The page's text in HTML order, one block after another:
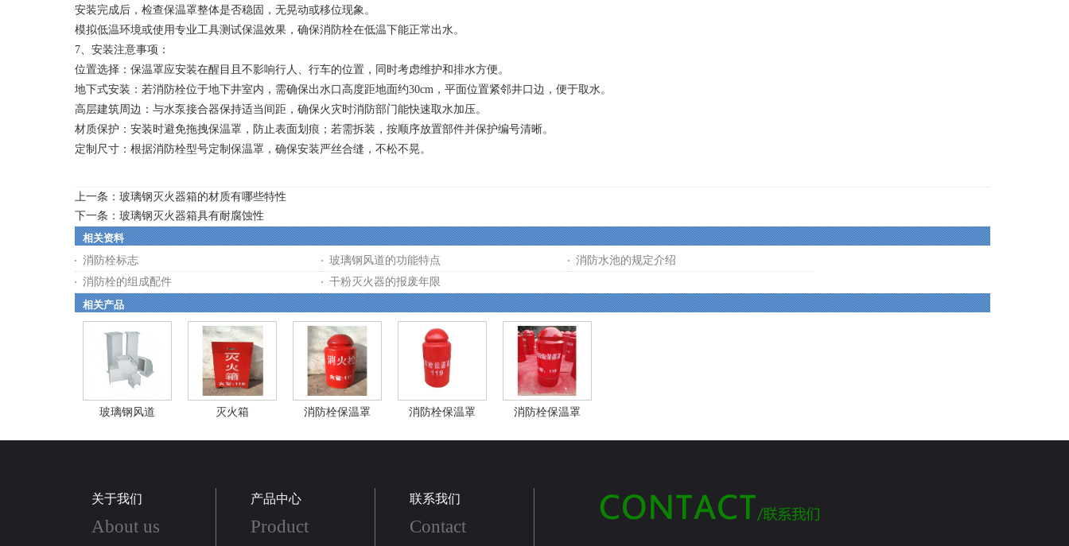
安装完成后，检查保温罩整体是否稳固，无晃动或移位现象。
模拟低温环境或使用专业工具测试保温效果，确保消防栓在低温下能正常出水。
7、安装注意事项：
位置选择：保温罩应安装在醒目且不影响行人、行车的位置，同时考虑维护和排水方便。
地下式安装：若消防栓位于地下井室内，需确保出水口高度距地面约30cm，平面位置紧邻井口边，便于取水。
高层建筑周边：与水泵接合器保持适当间距，确保火灾时消防部门能快速取水加压。
材质保护：安装时避免拖拽保温罩，防止表面划痕；若需拆装，按顺序放置部件并保护编号清晰。
定制尺寸：根据消防栓型号定制保温罩，确保安装严丝合缝，不松不晃。
上一条： 玻璃钢灭火器箱的材质有哪些特性
下一条： 玻璃钢灭火器箱具有耐腐蚀性
相关资料
消防栓标志
玻璃钢风道的功能特点
消防水池的规定介绍
消防栓的组成配件
干粉灭火器的报废年限
相关产品
玻璃钢风道 灭火箱 消防栓保温罩 消防栓保温罩 消防栓保温罩
关于我们
About us
产品中心
Product
联系我们
Contact